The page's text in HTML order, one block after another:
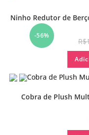
-56%
Ninho Redutor de
R$
Cobra de Plush